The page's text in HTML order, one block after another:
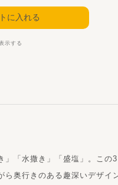
示する
」「水撒き」「盛塩」。この3
ら奥行きのある趣深いデザイ